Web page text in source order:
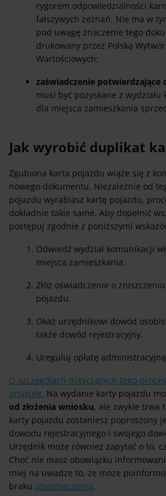
rygorem odpowiedzialności
fałszywych zeznań. Nie ma w
pod uwagę znaczenie tego
drukowany przez Polską
Wartościowych;
zaświadczenie potwierdzające
musi być pozyskane z wydziału
dla miejsca zamieszkania
Jak wyrobić duplikat
Zgubiona karta pojazdu wiąże się z
nowego dokumentu. Niezależnie od
pojazdu wyrabiasz kartę pojazdu,
dokładnie takie same. Aby dopełnić
postępuj zgodnie z poniższymi
Odwiedź wydział komunikacji
miejsca zamieszkania.
Złóż oświadczenie o
pojazdu.
Okaż urzędnikowi dowód
także dowód rejestracyjny.
Ureguluj opłatę
O szczegółach dotyczących tego
artykule. Na wydanie karty pojazdu
od złożenia wniosku, ale zwykle trwa
karty pojazdu zostaniesz poproszony
dowodu rejestracyjnego i swojego
Urzędnik może również zapytać o to,
Choć nie masz obowiązku
miej na uwadze to, że może
braku ubezpieczenia.